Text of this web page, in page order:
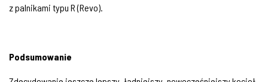
z palnikami typu R (Revo).
Podsumowanie